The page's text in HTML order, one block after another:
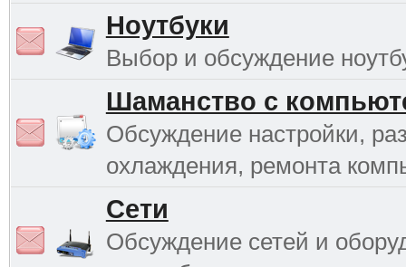
Ноутбуки
Выбор и обсуждение
Шаманство с
Обсуждение настройки,
охлаждения, ремонта
Сети
Обсуждение сетей и